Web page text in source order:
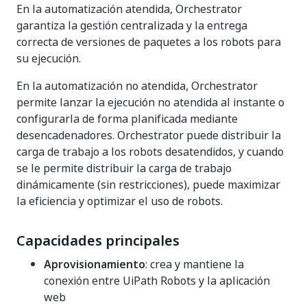
En la automatización atendida, Orchestrator
garantiza la gestión centralizada y la entrega
correcta de versiones de paquetes a los robots para
su ejecución.
En la automatización no atendida, Orchestrator
permite lanzar la ejecución no atendida al instante o
configurarla de forma planificada mediante
desencadenadores. Orchestrator puede distribuir la
carga de trabajo a los robots desatendidos, y cuando
se le permite distribuir la carga de trabajo
dinámicamente (sin restricciones), puede maximizar
la eficiencia y optimizar el uso de robots.
Capacidades principales
Aprovisionamiento: crea y mantiene la
conexión entre UiPath Robots y la aplicación
web